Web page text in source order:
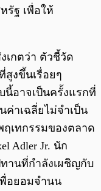
รัฐ เพื่อให้
เกตว่า ตัวชี้วัด
งขึ้นเรื่อยๆ
นี้อาจเป็นครั้งแรกที่
าเฉลี่ยไม่จำเป็น
เทกรรมของตลาด
Adler Jr. นัก
านที่กำลังเผชิญกับ
อยอมจำนน